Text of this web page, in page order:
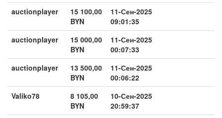
auctionplayer
15 100,00
BYN
11-Сен-2025
09:01:35
auctionplayer
15 000,00
BYN
11-Сен-2025
00:07:33
auctionplayer
13 500,00
BYN
11-Сен-2025
00:06:22
Valiko78
8 105,00
BYN
10-Сен-2025
20:59:37